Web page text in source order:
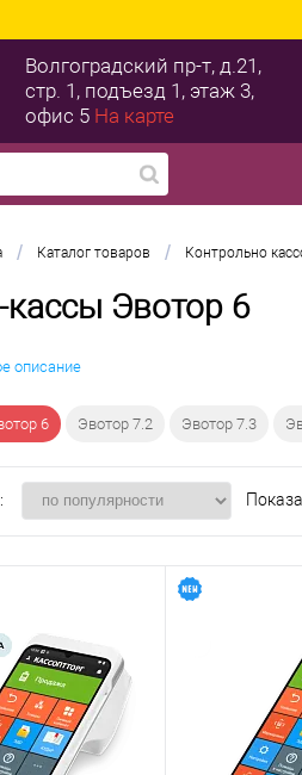
Волгоградский пр-т, д.21,
стр. 1, подъезд 1, этаж 3,
офис 5 На карте
/ Каталог товаров / Контрольно
Эвотор 6
описание
6 Эвотор 7.2 Эвотор 7.3